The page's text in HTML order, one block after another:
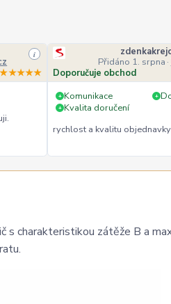
i
★★★★★
Přidáno 1. srpna ·
Doporučuje obchod
+ Komunikace +
+ Kvalita doručení
rychlost a kvalitu objednavky
charakteristikou zátěže B a